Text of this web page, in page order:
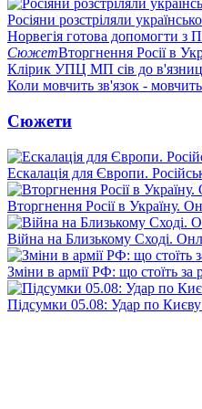
Росіяни розстріляли
Норвегія готова допомогти з
СюжетВторгнення Росії в
Клірик УПЦ МП сів до
Коли мовчить зв'язок -
Сюжети
Ескалація для Європи.
Вторгнення Росії в Україну.
Війна на Близькому Сході.
Зміни в армії РФ: що стоїть за
Підсумки 05.08: Удар по Києву